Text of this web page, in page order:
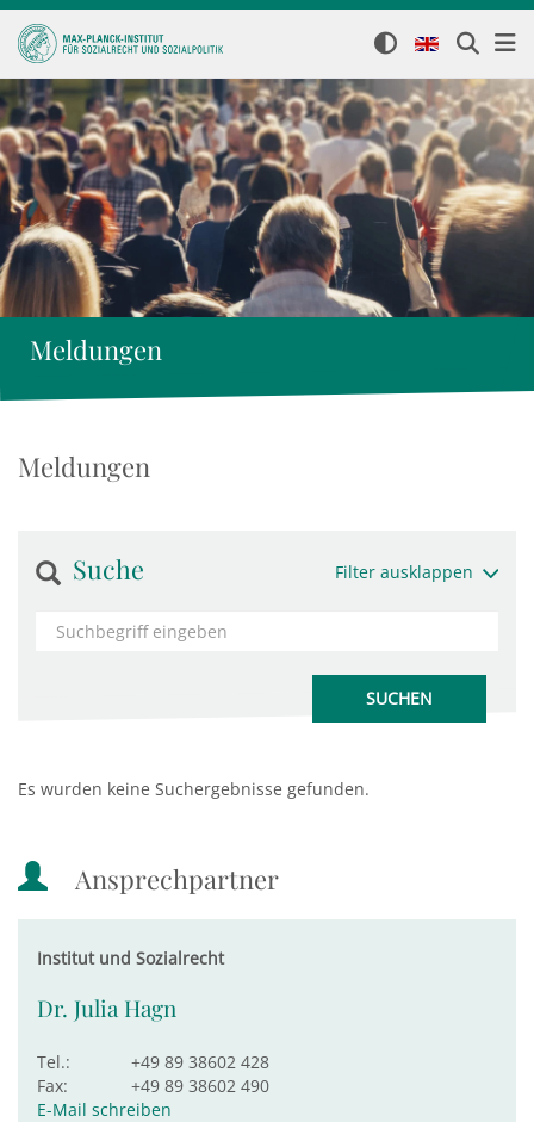
Meldungen
Meldungen
Suche Filter ausklappen
Es wurden keine Suchergebnisse gefunden.
Ansprechpartner
Institut und Sozialrecht
Dr. Julia Hagn
Tel.:
+49 89 38602 428
Fax:
+49 89 38602 490
E-Mail schreiben